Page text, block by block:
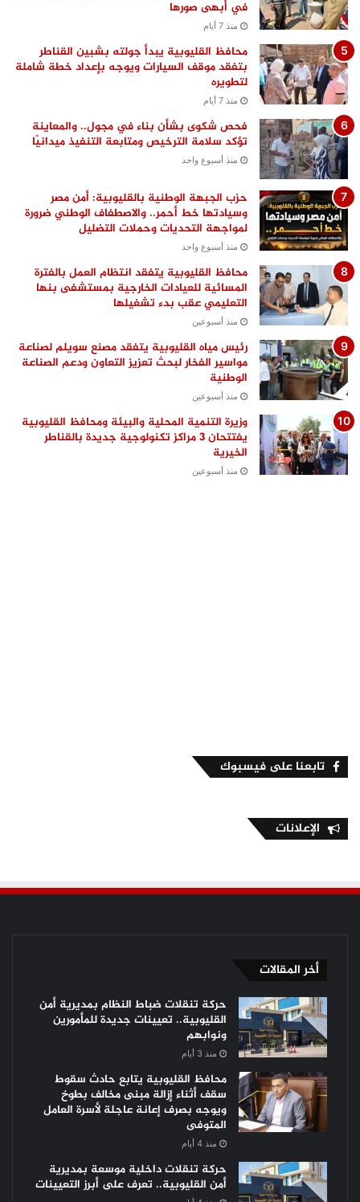
في أبهى صورها
منذ 7 أيام
محافظ القليوبية يبدأ جولته بشبين القناطر
بتفقد موقف السيارات ويوجه بإعداد خطة شاملة
لتطويره
منذ 7 أيام
فحص شكوى بشأن بناء في مجول.. والمعاينة
تؤكد سلامة الترخيص ومتابعة التنفيذ ميدانيًا
منذ أسبوع واحد
حزب الجبهة الوطنية بالقليوبية: أمن مصر
وسيادتها خط أحمر.. والاصطفاف الوطني ضرورة
لمواجهة التحديات وحملات التضليل
منذ أسبوع واحد
محافظ القليوبية يتفقد انتظام العمل بالفترة
المسائية للعيادات الخارجية بمستشفى بنها
التعليمي عقب بدء تشغيلها
منذ أسبوعين
رئيس مياه القليوبية يتفقد مصنع سويلم لصناعة
مواسير الفخار لبحث تعزيز التعاون ودعم الصناعة
الوطنية
منذ أسبوعين
وزيرة التنمية المحلية والبيئة ومحافظ القليوبية
يفتتحان 3 مراكز تكنولوجية جديدة بالقناطر
الخيرية
منذ أسبوعين
تابعنا على فيسبوك
الإعلانات
أخر المقالات
حركة تنقلات ضباط النظام بمديرية أمن
القليوبية.. تعيينات جديدة للمأمورين
ونوابهم
منذ 3 أيام
محافظ القليوبية يتابع حادث سقوط
سقف أثناء إزالة مبنى مخالف بطوخ
ويوجه بصرف إعانة عاجلة لأسرة العامل
المتوفى
منذ 4 أيام
حركة تنقلات داخلية موسعة بمديرية
أمن القليوبية.. تعرف على أبرز التعيينات